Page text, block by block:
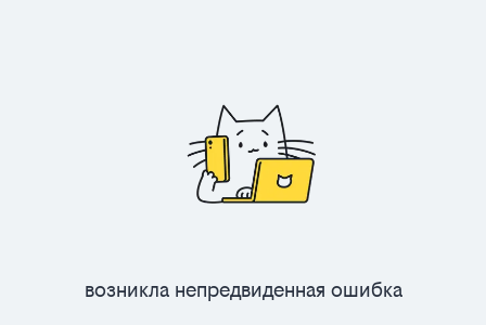
Возникла непредвиденная ошибка